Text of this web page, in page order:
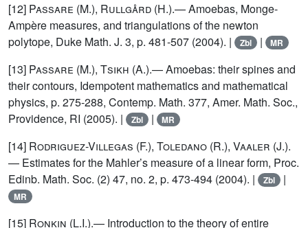
[12] Passare (M.), Rullgård (H.).— Amoebas, Monge-
Ampère measures, and triangulations of the newton
polytope, Duke Math. J. 3, p. 481-507 (2004). |
Zbl | MR
[13] Passare (M.), Tsikh (A.).— Amoebas: their spines and
their contours, Idempotent mathematics and mathematical
physics, p. 275-288, Contemp. Math. 377, Amer. Math. Soc.,
Providence, RI (2005). |
Zbl | MR
[14] Rodriguez-Villegas (F.), Toledano (R.), Vaaler (J.).
— Estimates for the Mahler’s measure of a linear form, Proc.
Edinb. Math. Soc. (2) 47, no. 2, p. 473-494 (2004). |
Zbl |
MR
[15] Ronkin (L.I.).— Introduction to the theory of entire